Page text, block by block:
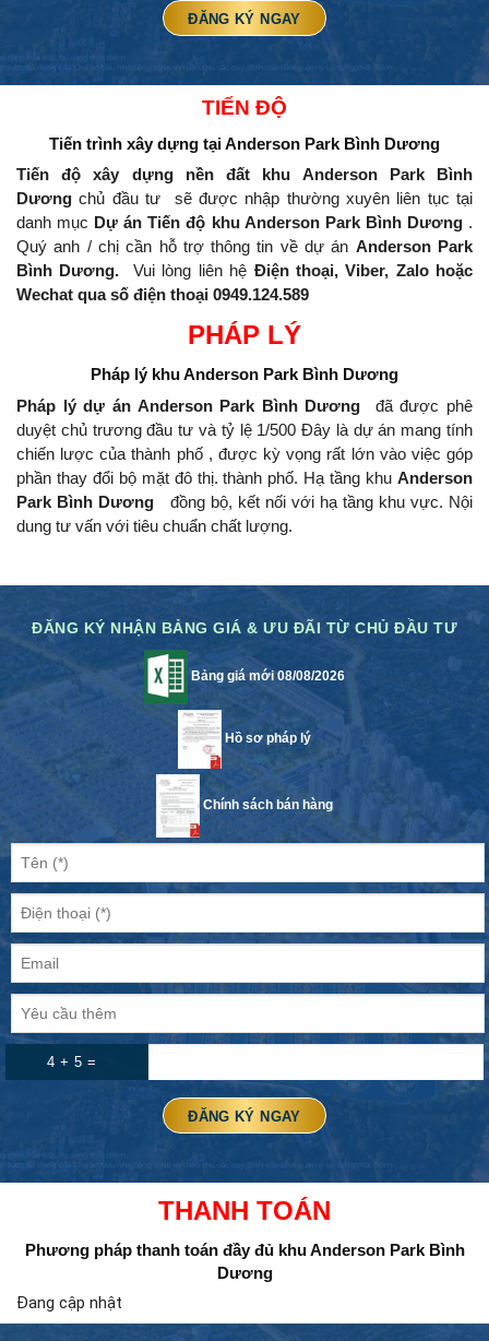
TIẾN ĐỘ
Tiến trình xây dựng tại Anderson Park Bình Dương
Tiến độ xây dựng nền đất khu Anderson Park Bình
Dương chủ đầu tư
sẽ được nhập thường xuyên liên tục tại
danh mục Dự án Tiến độ khu Anderson Park Bình Dương.
Quý anh / chị cần hỗ trợ thông tin về dự án Anderson Park
Bình Dương.
Vui lòng liên hệ Điện thoại, Viber, Zalo hoặc
Wechat qua số điện thoại 0949.124.589
PHÁP LÝ
Pháp lý khuAnderson Park Bình Dương
Pháp lý dự án Anderson Park Bình Dương đã được phê
duyệt chủ trương đầu tư và tỷ lệ 1/500 Đây là dự án mang tính
chiến lược của thành phố , được kỳ vọng rất lớn vào việc góp
phần thay đổi bộ mặt đô thị.thành phố. Hạ tầng khuAnderson
Park Bình Dương đồng bộ, kết nối với hạ tầng khu vực. Nội
dung tư vấn với tiêu chuẩn chất lượng.
ĐĂNG KÝ NHẬN BẢNG GIÁ & ƯU ĐÃI TỪ CHỦ ĐẦU TƯ
Bảng giá mới 08/08/2026
Hồ sơ pháp lý
Chính sách bán hàng
4 + 5 =
THANH TOÁN
Phương pháp thanh toán đầy đủkhu Anderson Park Bình
Dương
Đang cập nhật